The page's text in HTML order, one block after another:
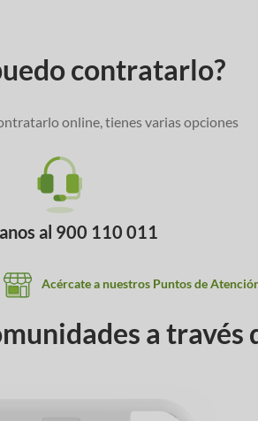
contratarlo?
online, tienes varias opciones
al 900 110 011
Acércate a nuestros Puntos de
a través